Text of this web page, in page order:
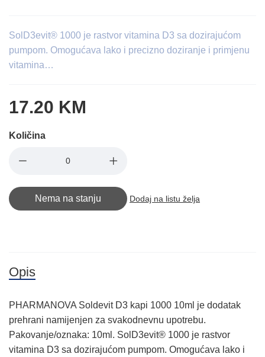
SolD3evit® 1000 je rastvor vitamina D3 sa dozirajućom
pumpom. Omogućava lako i precizno doziranje i primjenu
vitamina…
17.20 KM
Količina
Nema na stanju Dodaj na listu želja
Opis
PHARMANOVA Soldevit D3 kapi 1000 10ml je dodatak
prehrani namijenjen za svakodnevnu upotrebu.
Pakovanje/oznaka: 10ml. SolD3evit® 1000 je rastvor
vitamina D3 sa dozirajućom pumpom. Omogućava lako i